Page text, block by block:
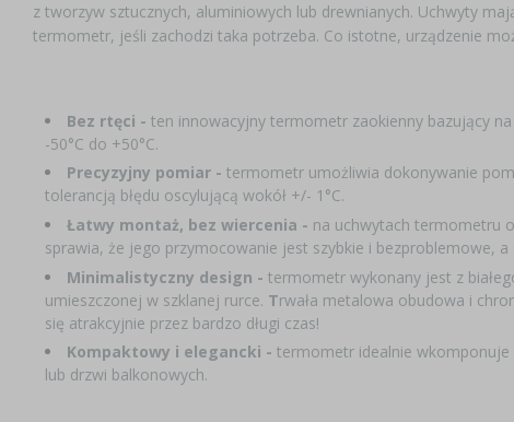
z tworzyw sztucznych, aluminiowych lub drewnianych. Uchwyty
termometr, jeśli zachodzi taka potrzeba. Co istotne, urządzenie
Bez rtęci - ten innowacyjny termometr zaokienny bazujący
-50°C do +50°C.
Precyzyjny pomiar - termometr umożliwia dokonywanie
tolerancją błędu oscylującą wokół +/- 1°C.
Łatwy montaż, bez wiercenia - na uchwytach termometru
sprawia, że jego przymocowanie jest szybkie i bezproblemowe,
Minimalistyczny design - termometr wykonany jest z
umieszczonej w szklanej rurce. Trwała metalowa obudowa i
się atrakcyjnie przez bardzo długi czas!
Kompaktowy i elegancki - termometr idealnie wkomponuje
lub drzwi balkonowych.